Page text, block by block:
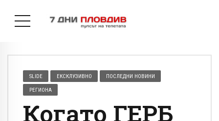
SLIDE ЕКСКЛУЗИВНО ПОСЛЕДНИ НОВИНИ
РЕГИОНА
Когато ГЕРБ